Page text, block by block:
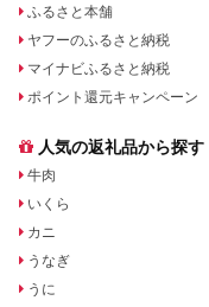
ふるさと本舗
ヤフーのふるさと納税
マイナビふるさと納税
ポイント還元キャンペーン
人気の返礼品から探す
牛肉
いくら
カニ
うなぎ
うに